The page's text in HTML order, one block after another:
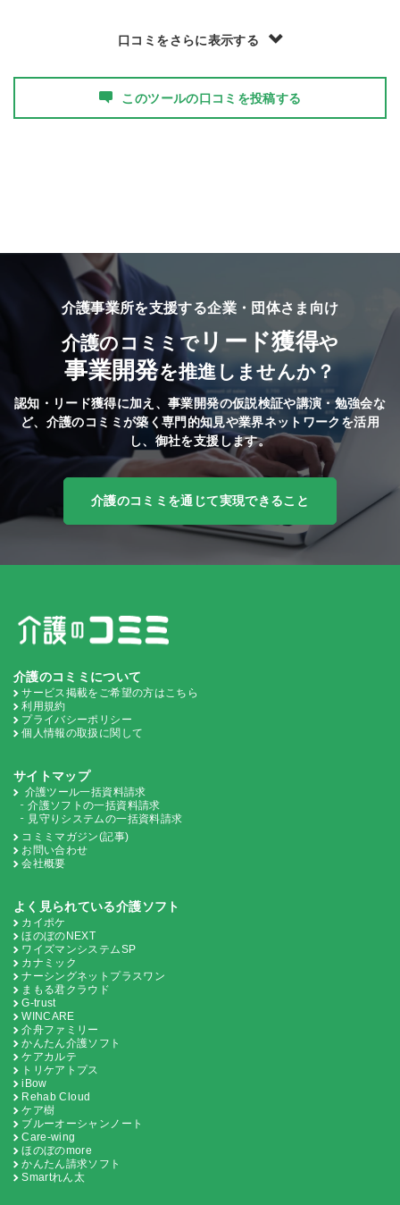
口コミをさらに表示する
このツールの口コミを投稿する
介護事業所を支援する企業・団体さま向け
介護のコミミでリード獲得や
事業開発を推進しませんか？
認知・リード獲得に加え、事業開発の仮説検証や講演・勉強会な
ど、 介護のコミミが築く専門的知見や業界ネットワークを活用
し、御社を支援します。
介護のコミミを通じて実現できること
介護のコミミについて
サービス掲載をご希望の方はこちら
利用規約
プライバシーポリシー
個人情報の取扱に関して
サイトマップ
介護ツール一括資料請求
介護ソフトの一括資料請求
見守りシステムの一括資料請求
コミミマガジン(記事)
お問い合わせ
会社概要
よく見られている介護ソフト
カイポケ
ほのぼのNEXT
ワイズマンシステムSP
カナミック
ナーシングネットプラスワン
まもる君クラウド
G-trust
WINCARE
介舟ファミリー
かんたん介護ソフト
ケアカルテ
トリケアトプス
iBow
Rehab Cloud
ケア樹
ブルーオーシャンノート
Care-wing
ほのぼのmore
かんたん請求ソフト
Smartれん太